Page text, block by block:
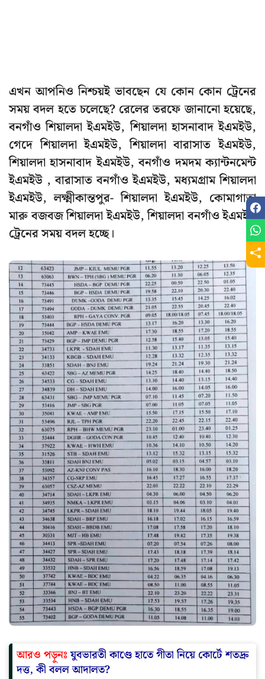
এখন আপনিও নিশ্চয়ই ভাবছেন যে কোন কোন ট্রেনের
সময় বদল হতে চলেছে? রেলের তরফে জানানো হয়েছে,
বনগাঁও শিয়ালদা ইএমইউ, শিয়ালদা হাসনাবাদ ইএমইউ,
গেদে শিয়ালদা ইএমইউ, শিয়ালদা বারাসাত ইএমইউ,
শিয়ালদা হাসনাবাদ ইএমইউ, বনগাঁও দমদম ক্যান্টনমেন্ট
ইএমইউ , বারাসাত বনগাঁও ইএমইউ, মধ্যমগ্রাম শিয়ালদা
ইএমইউ, লক্ষ্মীকান্তপুর- শিয়ালদা ইএমইউ, কোমাগাতা
মারু বজবজ শিয়ালদা ইএমইউ, শিয়ালদা বনগাঁও ইএমইউ
ট্রেনের সময় বদল হচ্ছে।
আরও পড়ুনঃযুবভারতী কাণ্ডে হাতে গীতা নিয়ে কোর্টে শতদ্রু
দত্ত, কী বলল আদালত?